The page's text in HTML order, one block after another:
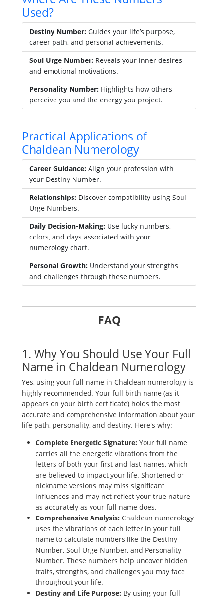
Used?
Destiny Number: Guides your life’s purpose,
career path, and personal achievements.
Soul Urge Number: Reveals your inner desires
and emotional motivations.
Personality Number: Highlights how others
perceive you and the energy you project.
Practical Applications of
Chaldean Numerology
Career Guidance: Align your profession with
your Destiny Number.
Relationships: Discover compatibility using Soul
Urge Numbers.
Daily Decision-Making: Use lucky numbers,
colors, and days associated with your
numerology chart.
Personal Growth: Understand your strengths
and challenges through these numbers.
FAQ
1. Why You Should Use Your Full
Name in Chaldean Numerology
Yes, using your full name in Chaldean numerology is
highly recommended. Your full birth name (as it
appears on your birth certificate) holds the most
accurate and comprehensive information about your
life path, personality, and destiny. Here's why:
Complete Energetic Signature: Your full name
carries all the energetic vibrations from the
letters of both your first and last names, which
are believed to impact your life. Shortened or
nickname versions may miss significant
influences and may not reflect your true nature
as accurately as your full name does.
Comprehensive Analysis: Chaldean numerology
uses the vibrations of each letter in your full
name to calculate numbers like the Destiny
Number, Soul Urge Number, and Personality
Number. These numbers help uncover hidden
traits, strengths, and challenges you may face
throughout your life.
Destiny and Life Purpose: By using your full